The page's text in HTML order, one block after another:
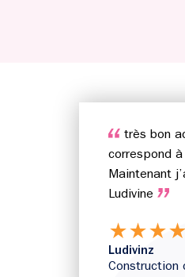
très bon
correspond
Maintenant
Ludivine
★★★★
Ludivinz
Construction